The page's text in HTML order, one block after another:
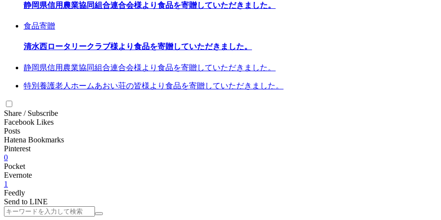
静岡県信用農業協同組合連合会様より食品を寄贈していただきました。
食品寄贈
清水西ロータリークラブ様より食品を寄贈していただきました。
静岡県信用農業協同組合連合会様より食品を寄贈していただきました。
特別養護老人ホームあおい荘の皆様より食品を寄贈していただきました。
Share / Subscribe
Facebook Likes
Posts
Hatena Bookmarks
Pinterest
0
Pocket
Evernote
1
Feedly
Send to LINE
検